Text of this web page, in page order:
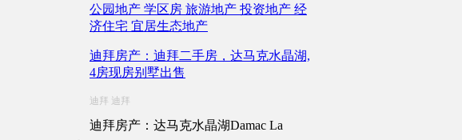
公园地产 学区房 旅游地产 投资地产 经
济住宅 宜居生态地产
迪拜房产：迪拜二手房，达马克水晶湖,
4房现房别墅出售
迪拜 迪拜
迪拜房产：达马克水晶湖Damac La